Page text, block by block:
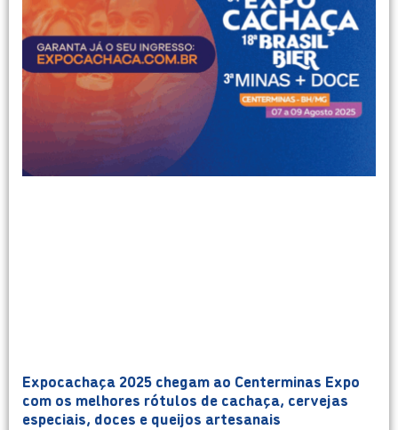
Expocachaça 2025 chegam ao Centerminas Expo
com os melhores rótulos de cachaça, cervejas
especiais, doces e queijos artesanais